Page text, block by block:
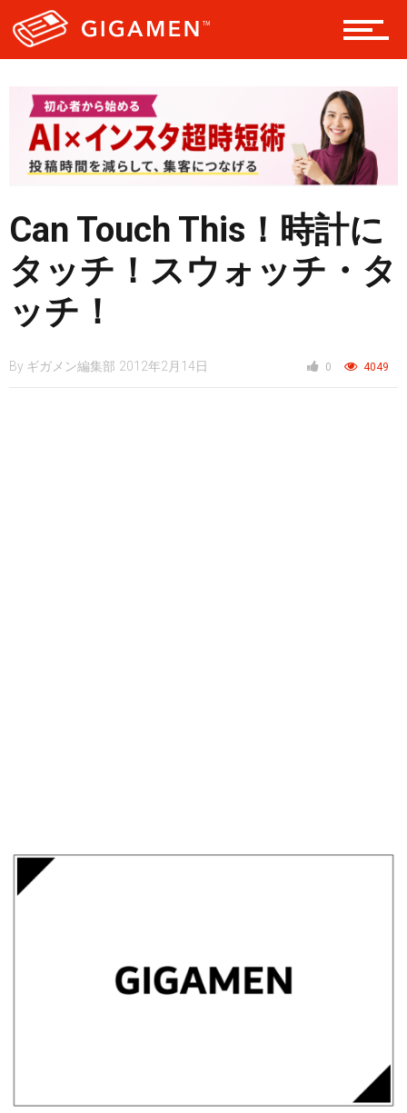
レジャー
ヘルス・健康
仮想通貨
スマートフォン
Can Touch This！時計に
タッチ！スウォッチ・タ
ッチ！
By ギガメン編集部 2012年2月14日 0 4049